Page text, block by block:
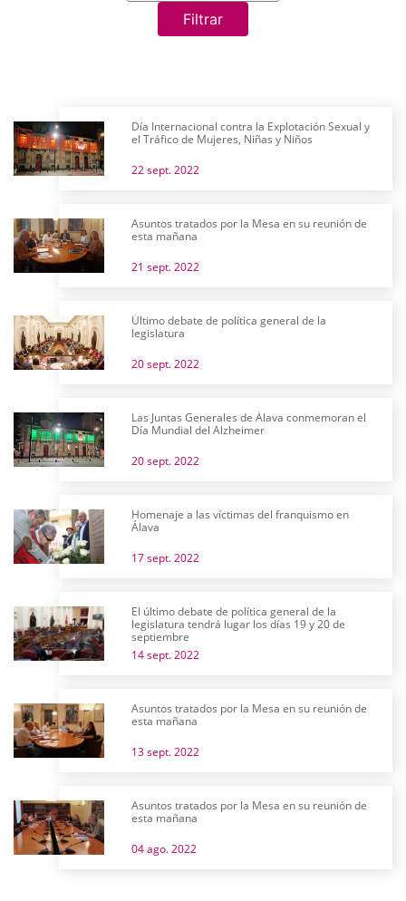
Filtrar
Día Internacional contra la Explotación Sexual y
el Tráfico de Mujeres, Niñas y Niños
22 sept. 2022
Asuntos tratados por la Mesa en su reunión de
esta mañana
21 sept. 2022
Último debate de política general de la
legislatura
20 sept. 2022
Las Juntas Generales de Álava conmemoran el
Día Mundial del Alzheimer
20 sept. 2022
Homenaje a las víctimas del franquismo en
Álava
17 sept. 2022
El último debate de política general de la
legislatura tendrá lugar los días 19 y 20 de
septiembre
14 sept. 2022
Asuntos tratados por la Mesa en su reunión de
esta mañana
13 sept. 2022
Asuntos tratados por la Mesa en su reunión de
esta mañana
04 ago. 2022